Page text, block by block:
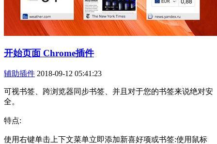
开始页面 Chrome插件
辅助插件 2018-09-12 05:41:23
可视书签、跨浏览器同步书签、并且对于您的书签来说绝对安
全。
特点:
使用右键单击上下文菜单立即添加新喜好项或书签:使用鼠标